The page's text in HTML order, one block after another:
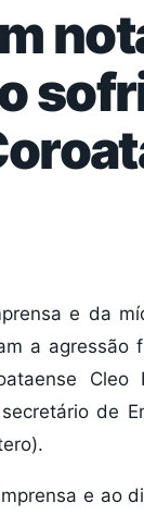
e da
a agressão
de
e ao